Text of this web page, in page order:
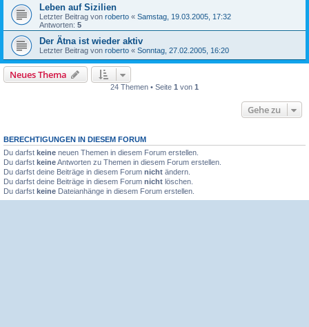
Leben auf Sizilien
Letzter Beitrag von roberto « Samstag, 19.03.2005, 17:32
Antworten: 5
Der Ätna ist wieder aktiv
Letzter Beitrag von roberto « Sonntag, 27.02.2005, 16:20
Neues Thema
24 Themen • Seite 1 von 1
Gehe zu
BERECHTIGUNGEN IN DIESEM FORUM
Du darfst keine neuen Themen in diesem Forum erstellen.
Du darfst keineAntworten zu Themen in diesem Forum erstellen.
Du darfst deine Beiträge in diesem Forum nicht ändern.
Du darfst deine Beiträge in diesem Forum nicht löschen.
Du darfst keine Dateianhänge in diesem Forum erstellen.